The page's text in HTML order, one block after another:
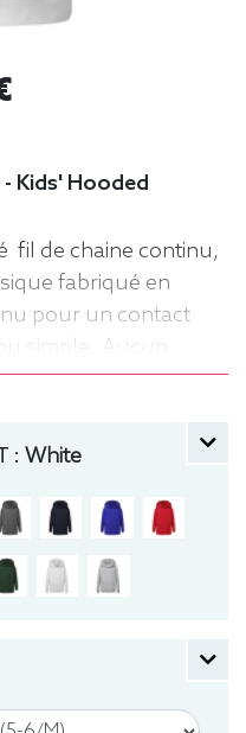
Kids' Hooded
fil de chaine continu,
fabriqué en
pour un contact
simple. Aucun
enfants. .
manche longue,
: White